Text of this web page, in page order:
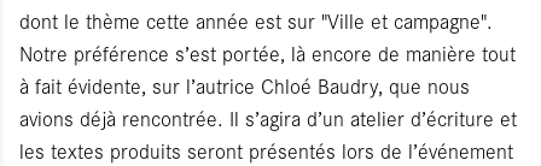
dont le thème cette année est sur "Ville et campagne".
Notre préférence s’est portée, là encore de manière tout
à fait évidente, sur l’autrice Chloé Baudry, que nous
avions déjà rencontrée. Il s’agira d’un atelier d’écriture et
les textes produits seront présentés lors de l’événement